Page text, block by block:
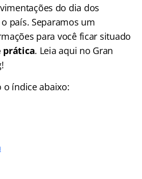
do dia dos
país. Separamos um
para você ficar situado
prática. Leia aqui no Gran
o índiceabaixo: